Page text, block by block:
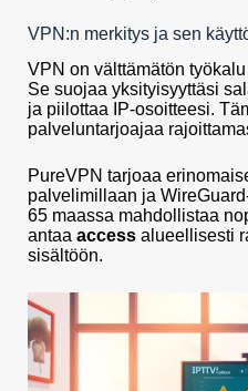
VPN:n merkitys ja sen
VPN on välttämätön työkalu
Se suojaa yksityisyyttäsi
ja piilottaa IP-osoitteesi.
palveluntarjoajaa
PureVPN tarjoaa
palvelimillaan ja
65 maassa mahdollistaa
antaa access alueellisesti
sisältöön.